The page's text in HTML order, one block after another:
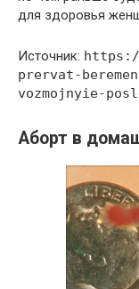
для здоровья
Источник: https://
prervat-
vozmojnyie-
Аборт в